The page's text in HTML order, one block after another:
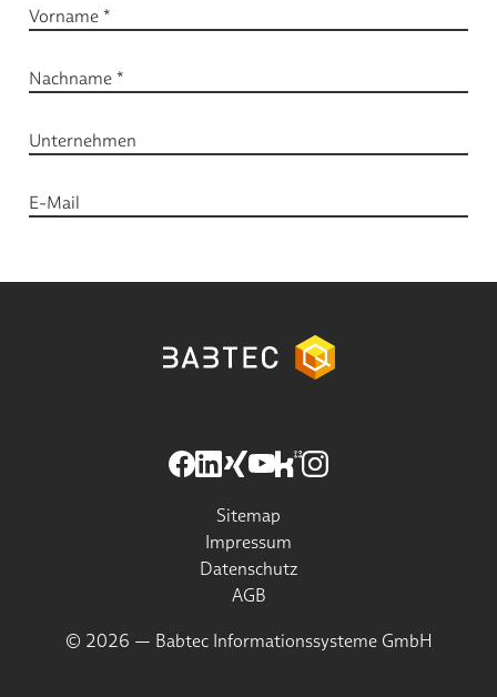
Sitemap
Impressum
Datenschutz
AGB
© 2026 — Babtec Informationssysteme GmbH